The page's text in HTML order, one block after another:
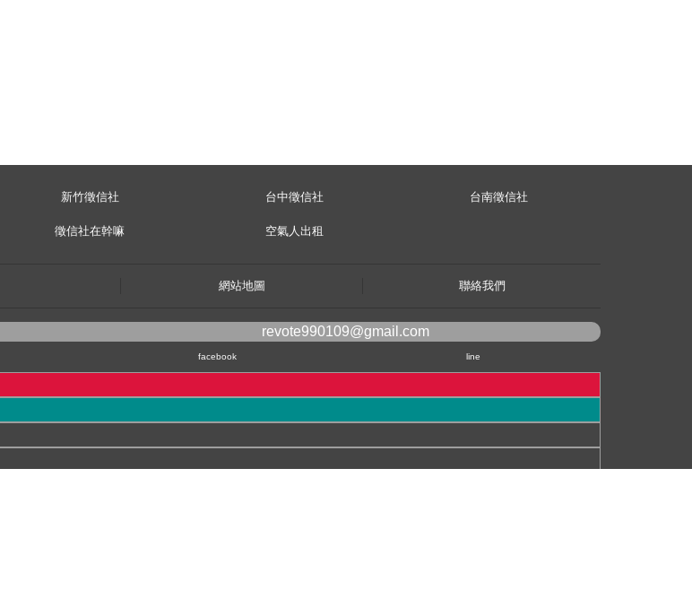
新竹徵信社 台中徵信社 台南徵信社
徵信社在幹嘛 空氣人出租
網站地圖 聯絡我們
revote990109@gmail.com
facebook line